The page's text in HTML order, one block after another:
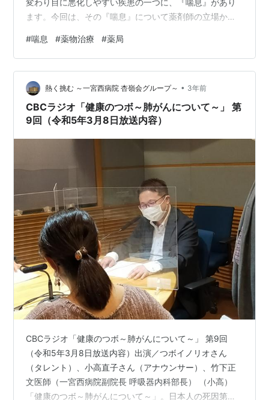
ます。今回は、その『喘息』について薬剤師の立場か
とは？ 喘息は、気道が慢性的な炎症を起こし、可逆性の
気道閉塞（気流制限）が生じる疾患です。主に免疫反応
が関与していると考えられています。 慢性的な炎症の結
果、気道の壁が厚くなり、また、様々な刺激に対する過
敏性も亢進するため、健康な人なら反応しないような弱
い刺激に対しても反応してしまい、それを引き…
#喘息 #薬物治療 #薬局
熱く挑む ～一宮西病院 杏嶺会グループ～ • 3年前
CBCラジオ「健康のつボ～肺がんについて～」 第
9回（令和5年3月8日放送内容）
CBCラジオ「健康のつボ～肺がんについて～」 第9回
（令和5年3月8日放送内容）出演／つボイノリオさん
（タレント）、小高直子さん（アナウンサー）、竹下正
文医師（一宮西病院副院長 呼吸器内科部長） （小高）
「健康のつボ～肺がんについて～」。日本人の死因第１